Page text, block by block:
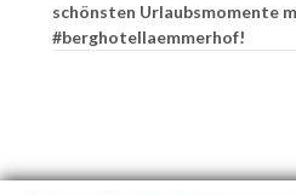
schönsten Urlaubsmomente
#berghotellaemmerhof!